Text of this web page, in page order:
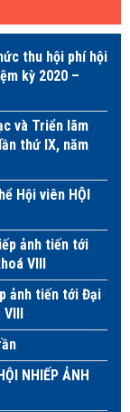
thu hội phí hội
kỳ 2020 –
và Triển lãm
thứ IX, năm
Hội viên HỘI
ảnh tiến tới
VIII
ảnh tiến tới Đại
VIII
NHIẾP ẢNH